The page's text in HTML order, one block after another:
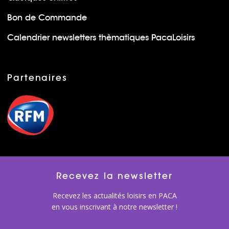
Bon de Commande
Calendrier newsletters thèmatiques PacaLoisirs
Partenaires
Recevez la newsletter
Recevez les actualités loisirs en PACA
en vous inscrivant à notre newsletter !